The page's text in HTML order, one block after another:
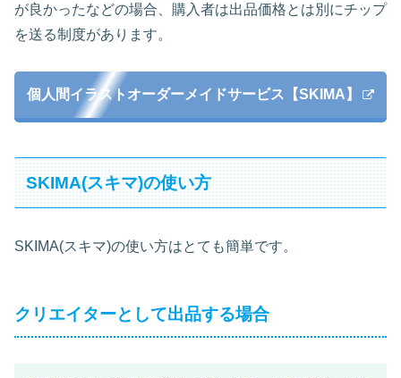
が良かったなどの場合、購入者は出品価格とは別にチップ
を送る制度があります。
個人間イラストオーダーメイドサービス【SKIMA】
SKIMA(スキマ)の使い方
SKIMA(スキマ)の使い方はとても簡単です。
クリエイターとして出品する場合